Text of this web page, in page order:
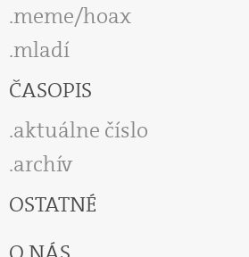
meme/hoax
mladí
ČASOPIS
aktuálne číslo
archív
OSTATNÉ